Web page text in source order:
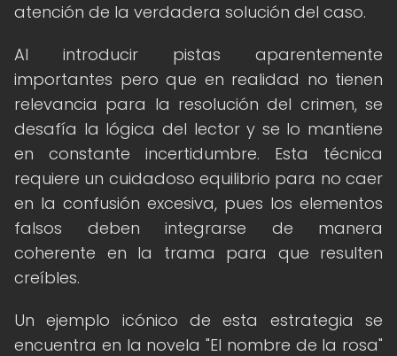
atención de la verdadera solución del caso.
Al introducir pistas aparentemente
importantes pero que en realidad no tienen
relevancia para la resolución del crimen, se
desafía la lógica del lector y se lo mantiene
en constante incertidumbre. Esta técnica
requiere un cuidadoso equilibrio para no caer
en la confusión excesiva, pues los elementos
falsos deben integrarse de manera
coherente en la trama para que resulten
creíbles.
Un ejemplo icónico de esta estrategia se
encuentra en la novela "El nombre de la rosa"